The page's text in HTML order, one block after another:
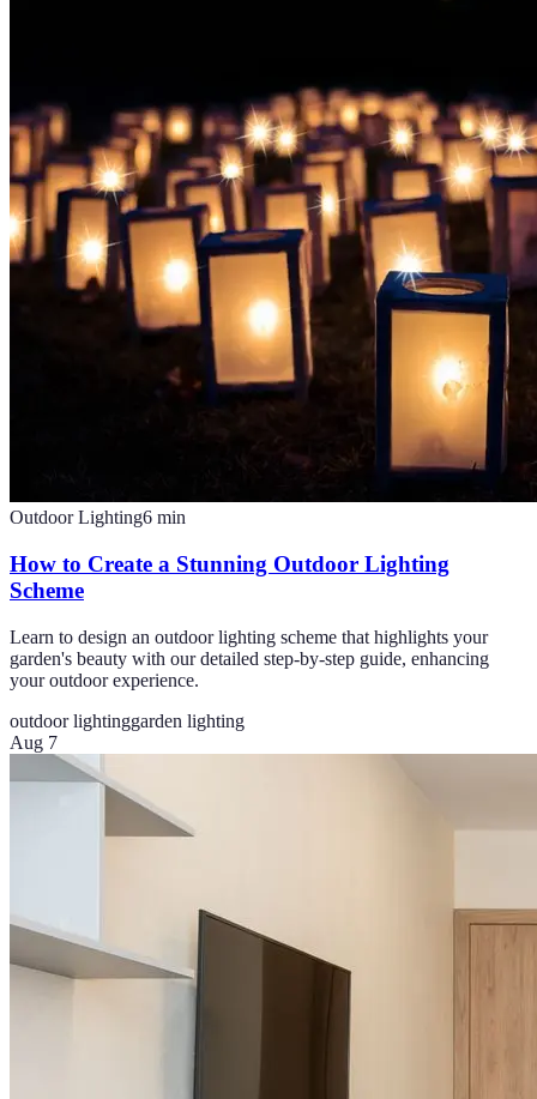
Outdoor Lighting6 min
How to Create a Stunning Outdoor Lighting
Scheme
Learn to design an outdoor lighting scheme that highlights your
garden's beauty with our detailed step-by-step guide, enhancing
your outdoor experience.
outdoor lightinggarden lighting
Aug 7